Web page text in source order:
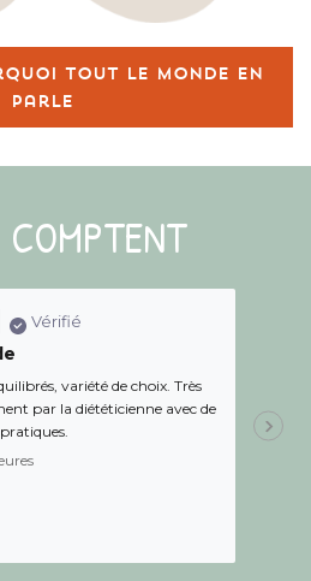
tout le monde en
parle
COMPTENT
Vérifié
variété de choix. Très
par la diététicienne avec de
de l
aidé